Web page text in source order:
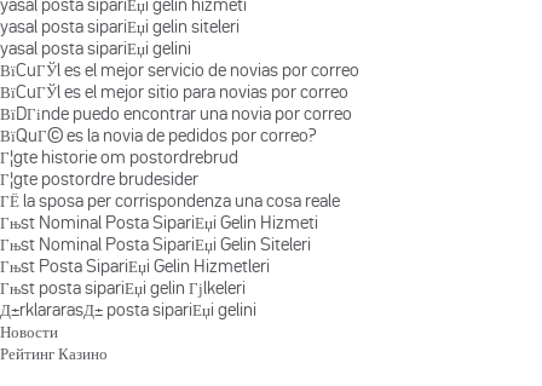
yasal posta sipariЕџi gelin hizmeti
yasal posta sipariЕџi gelin siteleri
yasal posta sipariЕџi gelini
ВїCuГЎl es el mejor servicio de novias por correo
ВїCuГЎl es el mejor sitio para novias por correo
ВїDГіnde puedo encontrar una novia por correo
ВїQuГ© es la novia de pedidos por correo?
Г¦gte historie om postordrebrud
Г¦gte postordre brudesider
ГЁ la sposa per corrispondenza una cosa reale
Гњst Nominal Posta SipariЕџi Gelin Hizmeti
Гњst Nominal Posta SipariЕџi Gelin Siteleri
Гњst Posta SipariЕџi Gelin Hizmetleri
Гњst posta sipariЕџi gelin Гјlkeleri
Д±rklararasД± posta sipariЕџi gelini
Новости
Рейтинг Казино